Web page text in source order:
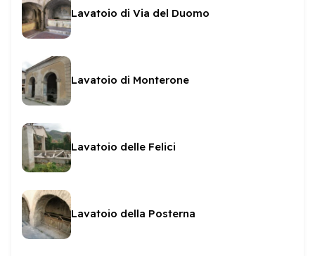
Lavatoio di Via del Duomo
Lavatoio di Monterone
Lavatoio delle Felici
Lavatoio della Posterna